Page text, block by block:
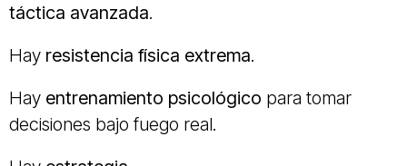
táctica avanzada.
Hay resistencia física extrema.
Hay entrenamiento psicológico para tomar
decisiones bajo fuego real.